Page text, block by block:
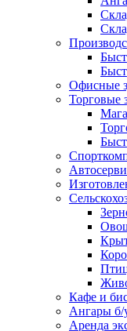
Офисные
Торговые
Кафе и
Ангары б/
Аpендa